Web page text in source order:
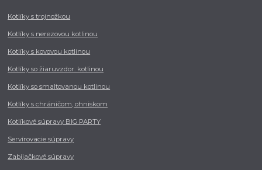
Kotlíky s trojnožkou
Kotlíky s nerezovou kotlinou
Kotlíky s kovovou kotlinou
Kotlíky so žiaruvzdor. kotlinou
Kotlíky so smaltovanou kotlinou
Kotlíky s chráničom, ohniskom
Kotlíkové súpravy BIG PARTY
Servírovacie súpravy
Zabíjačkové súpravy